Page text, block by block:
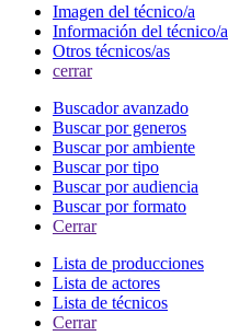
Imagen del técnico/a
Información del técnico/a
Otros técnicos/as
cerrar
Buscador avanzado
Buscar por generos
Buscar por ambiente
Buscar por tipo
Buscar por audiencia
Buscar por formato
Cerrar
Lista de producciones
Lista de actores
Lista de técnicos
Cerrar